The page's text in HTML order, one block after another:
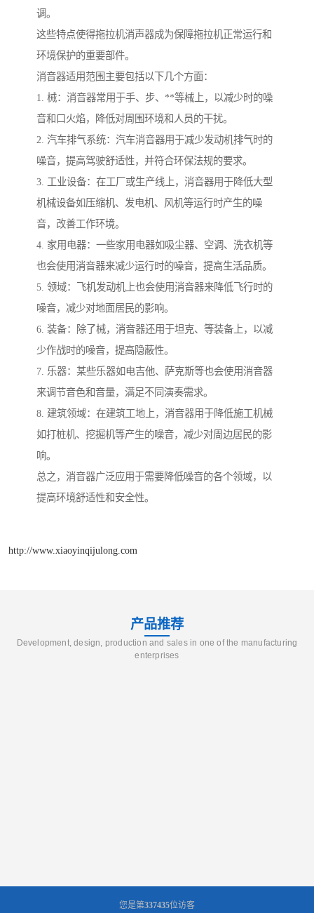
调。
这些特点使得拖拉机消声器成为保障拖拉机正常运行和
环境保护的重要部件。
消音器适用范围主要包括以下几个方面：
1. 械：消音器常用于手、步、**等械上，以减少时的噪
音和口火焰，降低对周围环境和人员的干扰。
2. 汽车排气系统：汽车消音器用于减少发动机排气时的
噪音，提高驾驶舒适性，并符合环保法规的要求。
3. 工业设备：在工厂或生产线上，消音器用于降低大型
机械设备如压缩机、发电机、风机等运行时产生的噪
音，改善工作环境。
4. 家用电器：一些家用电器如吸尘器、空调、洗衣机等
也会使用消音器来减少运行时的噪音，提高生活品质。
5. 领域：飞机发动机上也会使用消音器来降低飞行时的
噪音，减少对地面居民的影响。
6. 装备：除了械，消音器还用于坦克、等装备上，以减
少作战时的噪音，提高隐蔽性。
7. 乐器：某些乐器如电吉他、萨克斯等也会使用消音器
来调节音色和音量，满足不同演奏需求。
8. 建筑领域：在建筑工地上，消音器用于降低施工机械
如打桩机、挖掘机等产生的噪音，减少对周边居民的影
响。
总之，消音器广泛应用于需要降低噪音的各个领域，以
提高环境舒适性和安全性。
http://www.xiaoyinqijulong.com
产品推荐
Development, design, production and sales in one of the manufacturing
enterprises
您是第337435位访客